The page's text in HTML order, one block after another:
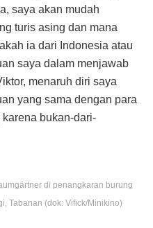
saya akan mudah
turis asing dan mana
ia dari Indonesia atau
saya dalam menjawab
menaruh diri saya
yang sama dengan para
bukan-dari-
di penangkaran burung
Tabanan (dok: Vifick/Minikino)